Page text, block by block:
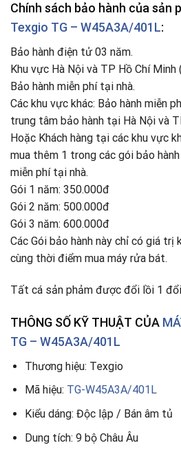
Chính sách bảo hành của sản
Texgio TG – W45A3A/401L:
Bảo hành điện tử 03 năm.
Khu vực Hà Nội và TP Hồ Chí Minh
Bảo hành miễn phí tại nhà.
Các khu vực khác: Bảo hành miễn
trung tâm bảo hành tại Hà Nội và
Hoặc Khách hàng tại các khu vực
mua thêm 1 trong các gói bảo
miễn phí tại nhà.
Gói 1 năm: 350.000đ
Gói 2 năm: 500.000đ
Gói 3 năm: 600.000đ
Các Gói bảo hành này chỉ có giá
cùng thời điểm mua máy rửa bát.
Tất cá sản phảm được đổi lồi 1
THÔNG SỐ KỸ THUẬT CỦA
TG – W45A3A/401L
Thương hiệu: Texgio
Mã hiệu: TG-W45A3A/401L
Kiểu dáng: Độc lập / Bán âm tủ
Dung tích: 9 bộ Châu Âu